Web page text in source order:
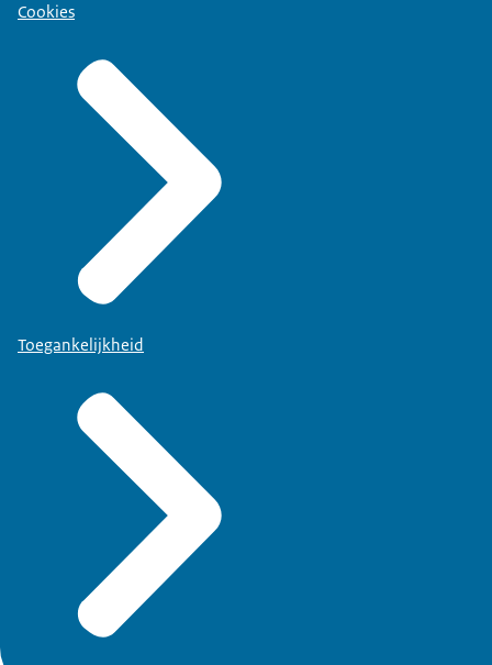
Cookies
Toegankelijkheid